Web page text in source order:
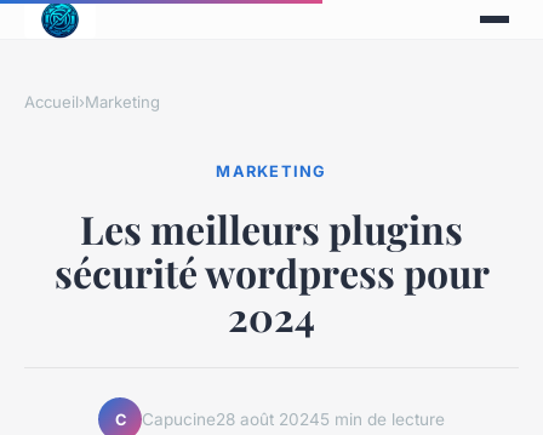
Accueil›Marketing
MARKETING
Les meilleurs plugins
sécurité wordpress pour
2024
C Capucine28 août 20245 min de lecture